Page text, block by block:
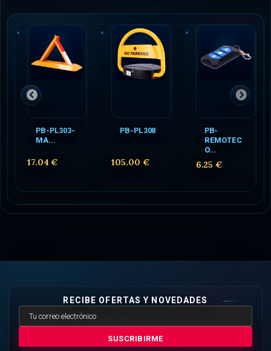
PB-PL303-
MA...
17.04 €
PB-PL308
105.00 €
PB-
REMOTEC
O...
6.25 €
RECIBE OFERTAS Y NOVEDADES
SUSCRIBIRME